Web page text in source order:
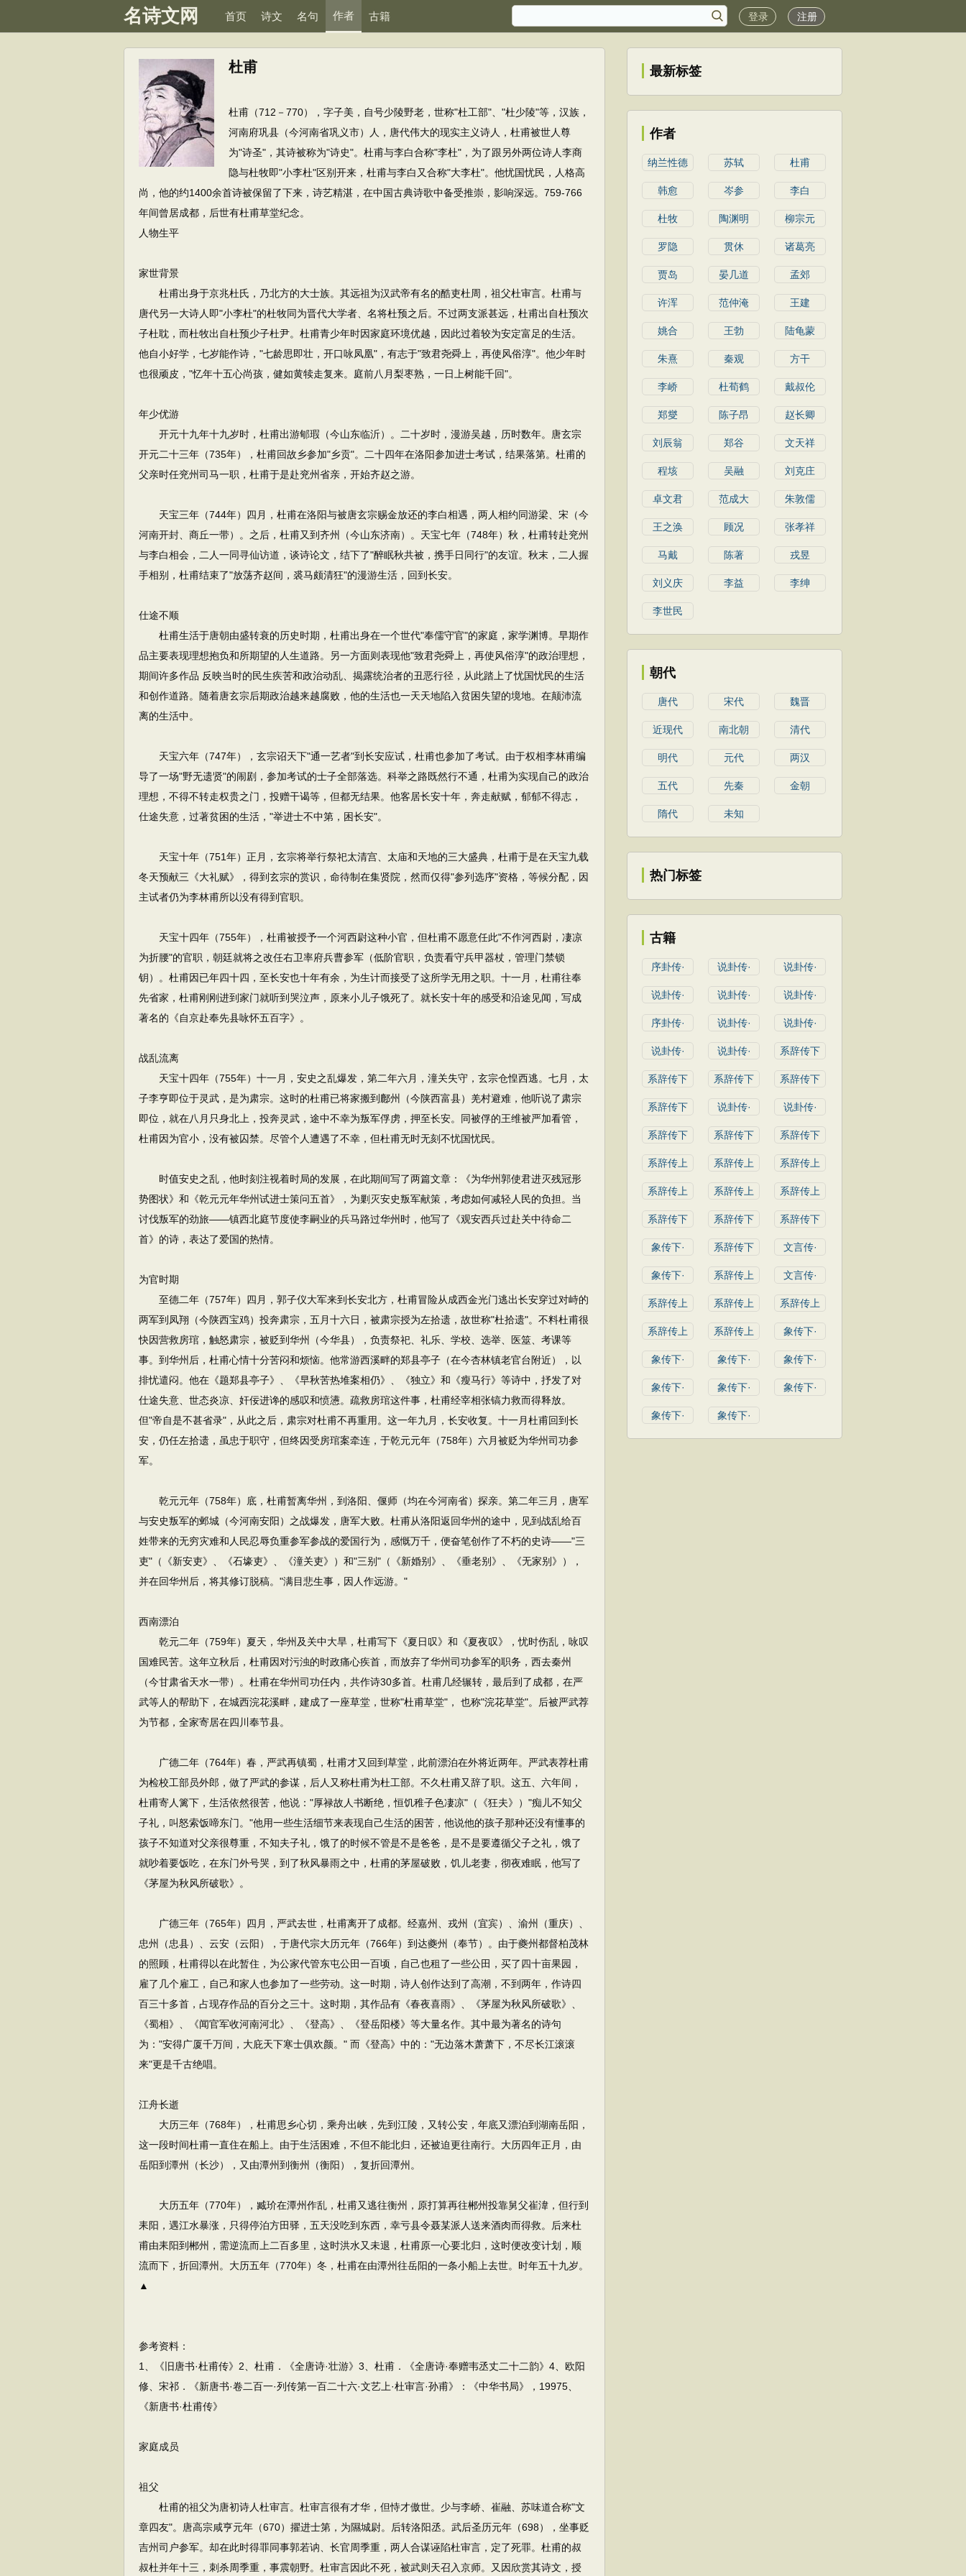
名诗文网 首页 诗文 名句 作者 古籍 登录 注册
杜甫
杜甫（712－770），字子美，自号少陵野老，世称"杜工部"、"杜少陵"等，汉族，
河南府巩县（今河南省巩义市）人，唐代伟大的现实主义诗人，杜甫被世人尊
为"诗圣"，其诗被称为"诗史"。杜甫与李白合称"李杜"，为了跟另外两位诗人李商
隐与杜牧即"小李杜"区别开来，杜甫与李白又合称"大李杜"。他忧国忧民，人格高
尚，他的约1400余首诗被保留了下来，诗艺精湛，在中国古典诗歌中备受推崇，影响深远。759-766
年间曾居成都，后世有杜甫草堂纪念。
人物生平
家世背景
杜甫出身于京兆杜氏，乃北方的大士族。其远祖为汉武帝有名的酷吏杜周，祖父杜审言。杜甫与
唐代另一大诗人即"小李杜"的杜牧同为晋代大学者、名将杜预之后。不过两支派甚远，杜甫出自杜预次
子杜耽，而杜牧出自杜预少子杜尹。杜甫青少年时因家庭环境优越，因此过着较为安定富足的生活。
他自小好学，七岁能作诗，"七龄思即壮，开口咏凤凰"，有志于"致君尧舜上，再使风俗淳"。他少年时
也很顽皮，"忆年十五心尚孩，健如黄犊走复来。庭前八月梨枣熟，一日上树能千回"。
年少优游
开元十九年十九岁时，杜甫出游郇瑕（今山东临沂）。二十岁时，漫游吴越，历时数年。唐玄宗
开元二十三年（735年），杜甫回故乡参加"乡贡"。二十四年在洛阳参加进士考试，结果落第。杜甫的
父亲时任兖州司马一职，杜甫于是赴兖州省亲，开始齐赵之游。
天宝三年（744年）四月，杜甫在洛阳与被唐玄宗赐金放还的李白相遇，两人相约同游梁、宋（今
河南开封、商丘一带）。之后，杜甫又到齐州（今山东济南）。天宝七年（748年）秋，杜甫转赴兖州
与李白相会，二人一同寻仙访道，谈诗论文，结下了"醉眠秋共被，携手日同行"的友谊。秋末，二人握
手相别，杜甫结束了"放荡齐赵间，裘马颇清狂"的漫游生活，回到长安。
仕途不顺
杜甫生活于唐朝由盛转衰的历史时期，杜甫出身在一个世代"奉儒守官"的家庭，家学渊博。早期作
品主要表现理想抱负和所期望的人生道路。另一方面则表现他"致君尧舜上，再使风俗淳"的政治理想，
期间许多作品 反映当时的民生疾苦和政治动乱、揭露统治者的丑恶行径，从此踏上了忧国忧民的生活
和创作道路。随着唐玄宗后期政治越来越腐败，他的生活也一天天地陷入贫困失望的境地。在颠沛流
离的生活中。
天宝六年（747年），玄宗诏天下"通一艺者"到长安应试，杜甫也参加了考试。由于权相李林甫编
导了一场"野无遗贤"的闹剧，参加考试的士子全部落选。科举之路既然行不通，杜甫为实现自己的政治
理想，不得不转走权贵之门，投赠干谒等，但都无结果。他客居长安十年，奔走献赋，郁郁不得志，
仕途失意，过著贫困的生活，"举进士不中第，困长安"。
天宝十年（751年）正月，玄宗将举行祭祀太清宫、太庙和天地的三大盛典，杜甫于是在天宝九载
冬天预献三《大礼赋》，得到玄宗的赏识，命待制在集贤院，然而仅得"参列选序"资格，等候分配，因
主试者仍为李林甫所以没有得到官职。
天宝十四年（755年），杜甫被授予一个河西尉这种小官，但杜甫不愿意任此"不作河西尉，凄凉
为折腰"的官职，朝廷就将之改任右卫率府兵曹参军（低阶官职，负责看守兵甲器杖，管理门禁锁
钥）。杜甫因已年四十四，至长安也十年有余，为生计而接受了这所学无用之职。十一月，杜甫往奉
先省家，杜甫刚刚进到家门就听到哭泣声，原来小儿子饿死了。就长安十年的感受和沿途见闻，写成
著名的《自京赴奉先县咏怀五百字》。
战乱流离
天宝十四年（755年）十一月，安史之乱爆发，第二年六月，潼关失守，玄宗仓惶西逃。七月，太
子李亨即位于灵武，是为肃宗。这时的杜甫已将家搬到鄜州（今陕西富县）羌村避难，他听说了肃宗
即位，就在八月只身北上，投奔灵武，途中不幸为叛军俘虏，押至长安。同被俘的王维被严加看管，
杜甫因为官小，没有被囚禁。尽管个人遭遇了不幸，但杜甫无时无刻不忧国忧民。
时值安史之乱，他时刻注视着时局的发展，在此期间写了两篇文章：《为华州郭使君进灭残冠形
势图状》和《乾元元年华州试进士策问五首》，为剿灭安史叛军献策，考虑如何减轻人民的负担。当
讨伐叛军的劲旅——镇西北庭节度使李嗣业的兵马路过华州时，他写了《观安西兵过赴关中待命二
首》的诗，表达了爱国的热情。
为官时期
至德二年（757年）四月，郭子仪大军来到长安北方，杜甫冒险从成西金光门逃出长安穿过对峙的
两军到凤翔（今陕西宝鸡）投奔肃宗，五月十六日，被肃宗授为左拾遗，故世称"杜拾遗"。不料杜甫很
快因营救房琯，触怒肃宗，被贬到华州（今华县），负责祭祀、礼乐、学校、选举、医筮、考课等
事。到华州后，杜甫心情十分苦闷和烦恼。他常游西溪畔的郑县亭子（在今杏林镇老官台附近），以
排忧遣闷。他在《题郑县亭子》、《早秋苦热堆案相仍》、《独立》和《瘦马行》等诗中，抒发了对
仕途失意、世态炎凉、奸佞进谗的感叹和愤懑。疏救房琯这件事，杜甫经宰相张镐力救而得释放。
但"帝自是不甚省录"，从此之后，肃宗对杜甫不再重用。这一年九月，长安收复。十一月杜甫回到长
安，仍任左拾遗，虽忠于职守，但终因受房琯案牵连，于乾元元年（758年）六月被贬为华州司功参
军。
乾元元年（758年）底，杜甫暂离华州，到洛阳、偃师（均在今河南省）探亲。第二年三月，唐军
与安史叛军的邺城（今河南安阳）之战爆发，唐军大败。杜甫从洛阳返回华州的途中，见到战乱给百
姓带来的无穷灾难和人民忍辱负重参军参战的爱国行为，感慨万千，便奋笔创作了不朽的史诗——"三
吏"（《新安吏》、《石壕吏》、《潼关吏》）和"三别"（《新婚别》、《垂老别》、《无家别》），
并在回华州后，将其修订脱稿。"满目悲生事，因人作远游。"
西南漂泊
乾元二年（759年）夏天，华州及关中大旱，杜甫写下《夏日叹》和《夏夜叹》，忧时伤乱，咏叹
国难民苦。这年立秋后，杜甫因对污浊的时政痛心疾首，而放弃了华州司功参军的职务，西去秦州
（今甘肃省天水一带）。杜甫在华州司功任内，共作诗30多首。杜甫几经辗转，最后到了成都，在严
武等人的帮助下，在城西浣花溪畔，建成了一座草堂，世称"杜甫草堂"， 也称"浣花草堂"。后被严武荐
为节都，全家寄居在四川奉节县。
广德二年（764年）春，严武再镇蜀，杜甫才又回到草堂，此前漂泊在外将近两年。严武表荐杜甫
为检校工部员外郎，做了严武的参谋，后人又称杜甫为杜工部。不久杜甫又辞了职。这五、六年间，
杜甫寄人篱下，生活依然很苦，他说："厚禄故人书断绝，恒饥稚子色凄凉"（《狂夫》）"痴儿不知父
子礼，叫怒索饭啼东门。"他用一些生活细节来表现自己生活的困苦，他说他的孩子那种还没有懂事的
孩子不知道对父亲很尊重，不知夫子礼，饿了的时候不管是不是爸爸，是不是要遵循父子之礼，饿了
就吵着要饭吃，在东门外号哭，到了秋风暴雨之中，杜甫的茅屋破败，饥儿老妻，彻夜难眠，他写了
《茅屋为秋风所破歌》。
广德三年（765年）四月，严武去世，杜甫离开了成都。经嘉州、戎州（宜宾）、渝州（重庆）、
忠州（忠县）、云安（云阳），于唐代宗大历元年（766年）到达夔州（奉节）。由于夔州都督柏茂林
的照顾，杜甫得以在此暂住，为公家代管东屯公田一百顷，自己也租了一些公田，买了四十亩果园，
雇了几个雇工，自己和家人也参加了一些劳动。这一时期，诗人创作达到了高潮，不到两年，作诗四
百三十多首，占现存作品的百分之三十。这时期，其作品有《春夜喜雨》、《茅屋为秋风所破歌》、
《蜀相》、《闻官军收河南河北》、《登高》、《登岳阳楼》等大量名作。其中最为著名的诗句
为："安得广厦千万间，大庇天下寒士俱欢颜。" 而《登高》中的："无边落木萧萧下，不尽长江滚滚
来"更是千古绝唱。
江舟长逝
大历三年（768年），杜甫思乡心切，乘舟出峡，先到江陵，又转公安，年底又漂泊到湖南岳阳，
这一段时间杜甫一直住在船上。由于生活困难，不但不能北归，还被迫更往南行。大历四年正月，由
岳阳到潭州（长沙），又由潭州到衡州（衡阳），复折回潭州。
大历五年（770年），臧玠在潭州作乱，杜甫又逃往衡州，原打算再往郴州投靠舅父崔湋，但行到
耒阳，遇江水暴涨，只得停泊方田驿，五天没吃到东西，幸亏县令聂某派人送来酒肉而得救。后来杜
甫由耒阳到郴州，需逆流而上二百多里，这时洪水又未退，杜甫原一心要北归，这时便改变计划，顺
流而下，折回潭州。大历五年（770年）冬，杜甫在由潭州往岳阳的一条小船上去世。时年五十九岁。
▲
参考资料：
1、《旧唐书·杜甫传》2、杜甫．《全唐诗·壮游》3、杜甫．《全唐诗·奉赠韦丞丈二十二韵》4、欧阳
修、宋祁．《新唐书·卷二百一·列传第一百二十六·文艺上·杜审言·孙甫》：《中华书局》，19975、
《新唐书·杜甫传》
家庭成员
祖父
杜甫的祖父为唐初诗人杜审言。杜审言很有才华，但恃才傲世。少与李峤、崔融、苏味道合称"文
章四友"。唐高宗咸亨元年（670）擢进士第，为隰城尉。后转洛阳丞。武后圣历元年（698），坐事贬
吉州司户参军。却在此时得罪同事郭若讷、长官周季重，两人合谋诬陷杜审言，定了死罪。杜甫的叔
叔杜并年十三，刺杀周季重，事震朝野。杜审言因此不死，被武则天召入京师。又因欣赏其诗文，授
最新标签
作者
纳兰性德 苏轼 杜甫
韩愈 岑参 李白
杜牧 陶渊明 柳宗元
罗隐 贯休 诸葛亮
贾岛 晏几道 孟郊
许浑 范仲淹 王建
姚合 王勃 陆龟蒙
朱熹 秦观 方干
李峤 杜荀鹤 戴叔伦
郑燮 陈子昂 赵长卿
刘辰翁 郑谷 文天祥
程垓 吴融 刘克庄
卓文君 范成大 朱敦儒
王之涣 顾况 张孝祥
马戴 陈著 戎昱
刘义庆 李益 李绅
李世民
朝代
唐代 宋代 魏晋
近现代 南北朝 清代
明代 元代 两汉
五代 先秦 金朝
隋代 未知
热门标签
古籍
序卦传· 说卦传· 说卦传·
说卦传· 说卦传· 说卦传·
序卦传· 说卦传· 说卦传·
说卦传· 说卦传· 系辞传下
系辞传下 系辞传下 系辞传下
系辞传下 说卦传· 说卦传·
系辞传下 系辞传下 系辞传下
系辞传上 系辞传上 系辞传上
系辞传上 系辞传上 系辞传上
系辞传下 系辞传下 系辞传下
象传下· 系辞传下 文言传·
象传下· 系辞传上 文言传·
系辞传上 系辞传上 系辞传上
系辞传上 系辞传上 象传下·
象传下· 象传下· 象传下·
象传下· 象传下· 象传下·
象传下· 象传下·